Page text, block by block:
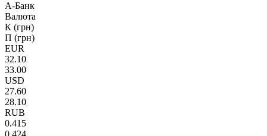
А-Банк
Валюта
К (грн)
П (грн)
EUR
32.10
33.00
USD
27.60
28.10
RUB
0.415